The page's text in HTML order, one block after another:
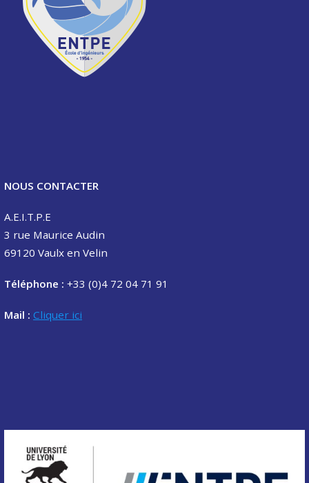
NOUS CONTACTER
A.E.I.T.P.E
3 rue Maurice Audin
69120 Vaulx en Velin
Téléphone : +33 (0)4 72 04 71 91
Mail : Cliquer ici